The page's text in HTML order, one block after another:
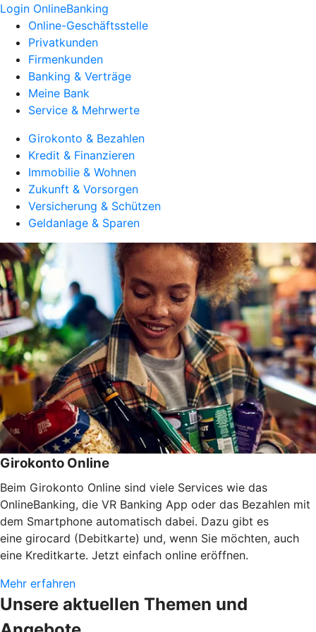
Login OnlineBanking
Online-Geschäftsstelle
Privatkunden
Firmenkunden
Banking & Verträge
Meine Bank
Service & Mehrwerte
Girokonto & Bezahlen
Kredit & Finanzieren
Immobilie & Wohnen
Zukunft & Vorsorgen
Versicherung & Schützen
Geldanlage & Sparen
Girokonto Online
Beim Girokonto Online sind viele Services wie das
OnlineBanking, die VR Banking App oder das Bezahlen mit
dem Smartphone automatisch dabei. Dazu gibt es
eine girocard (Debitkarte) und, wenn Sie möchten, auch
eine Kreditkarte. Jetzt einfach online eröffnen.
Mehr erfahren
Unsere aktuellen Themen und